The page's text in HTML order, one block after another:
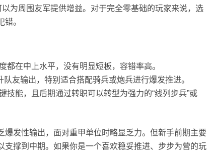
以为周围友军提供增益。对于完全零基础的玩家来说，选
。
都在中上水平，没有明显短板，容错率高。
队友输出，特别适合搭配骑兵或炮兵进行爆发推进。
技能，且后期通过转职可以转型为强力的“线列步兵”或
爆发性输出，面对重甲单位时略显乏力。但新手前期主要
支撑到中期。如果你是一个喜欢稳妥推进、步步为营的玩